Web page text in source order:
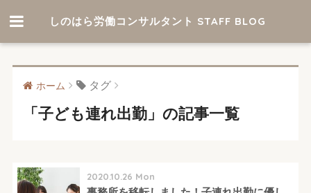
しのはら労働コンサルタント STAFF BLOG
ホーム タグ
「子ども連れ出勤」の記事一覧
2020.10.26 Mon